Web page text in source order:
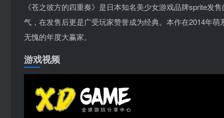
《苍之彼方的四重奏》是日本知名美少女游戏品牌sprite发
气，在发售后更是广受玩家赞誉成为经典。本作在2014年
无愧的年度大赢家。
游戏视频